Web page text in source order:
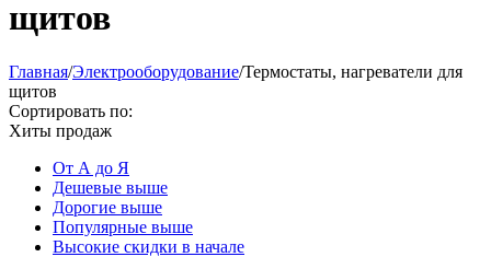
щитов
Главная/Электрооборудование/Термостаты, нагреватели для
щитов
Сортировать по:
Хиты продаж
От А до Я
Дешевые выше
Дорогие выше
Популярные выше
Высокие скидки в начале